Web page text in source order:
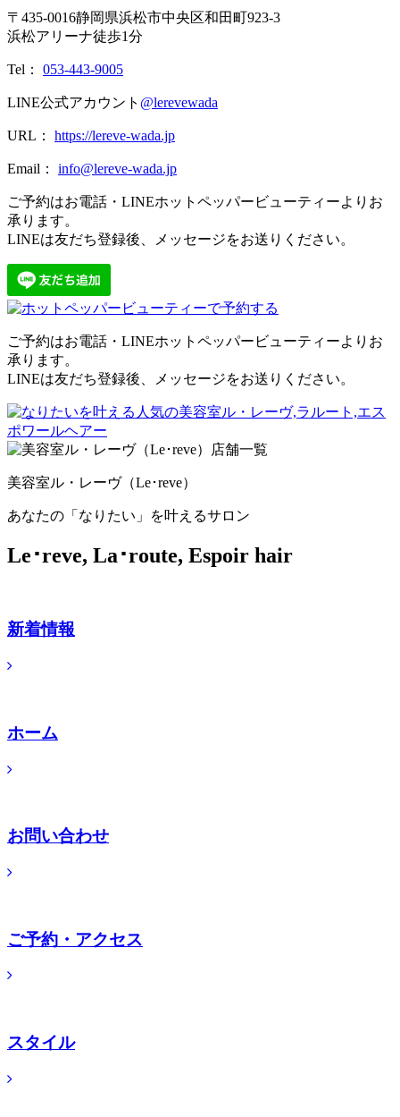
〒 435-0016静岡県浜松市中央区和田町923-3
浜松アリーナ徒歩1分
Tel： 053-443-9005
LINE公式アカウント @lerevewada
URL： https://lereve-wada.jp
Email： info@lereve-wada.jp
ご予約はお電話・LINEホットペッパービューティーよりお
承ります。
LINEは友だち登録後、メッセージをお送りください。
ご予約はお電話・LINEホットペッパービューティーよりお
承ります。
LINEは友だち登録後、メッセージをお送りください。
美容室ル・レーヴ（Le･reve）
あなたの「なりたい」を叶えるサロン
Le･reve, La･route, Espoir hair
新着情報
ホーム
お問い合わせ
ご予約・アクセス
スタイル